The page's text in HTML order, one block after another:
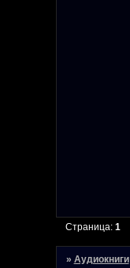
Страница: 1
» Аудиокниги